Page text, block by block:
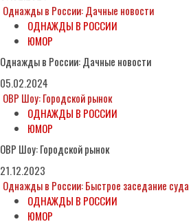
Однажды в России: Дачные новости
ОДНАЖДЫ В РОССИИ
ЮМОР
Однажды в России: Дачные новости
05.02.2024
ОВР Шоу: Городской рынок
ОДНАЖДЫ В РОССИИ
ЮМОР
ОВР Шоу: Городской рынок
21.12.2023
Однажды в России: Быстрое заседание суда
ОДНАЖДЫ В РОССИИ
ЮМОР